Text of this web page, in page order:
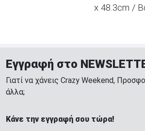
x 48.3cm /
Εγγραφή στο
Γιατί να χάνεις Crazy Weekend,
άλλα;
Κάνε την εγγραφή σου τώρα!